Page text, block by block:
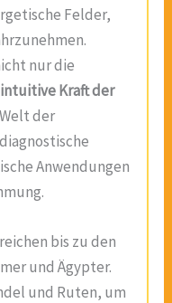
Felder,
nur die
Kraft der
der
Anwendungen
bis zu den
und Ägypter.
und Ruten, um